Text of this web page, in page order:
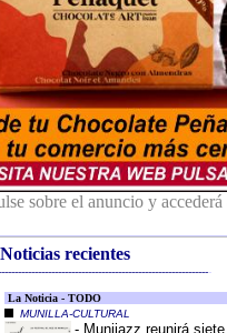
Noticias recientes
-